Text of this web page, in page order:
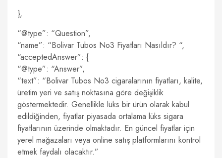
},
“@type”: “Question”,
“name”: “Bolivar Tubos No3 Fiyatları Nasıldır? “,
“acceptedAnswer”: {
“@type”: “Answer”,
“text”: “Bolivar Tubos No3 cigaralarının fiyatları, kalite,
üretim yeri ve satış noktasına göre değişiklik
göstermektedir. Genellikle lüks bir ürün olarak kabul
edildiğinden, fiyatlar piyasada ortalama lüks sigara
fiyatlarının üzerinde olmaktadır. En güncel fiyatlar için
yerel mağazaları veya online satış platformlarını kontrol
etmek faydalı olacaktır.”